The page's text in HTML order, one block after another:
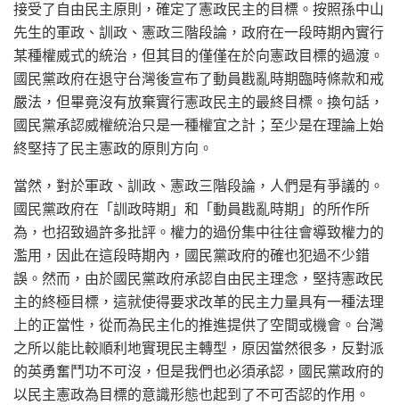
接受了自由民主原則，確定了憲政民主的目標。按照孫中山
先生的軍政、訓政、憲政三階段論，政府在一段時期內實行
某種權威式的統治，但其目的僅僅在於向憲政目標的過渡。
國民黨政府在退守台灣後宣布了動員戡亂時期臨時條款和戒
嚴法，但畢竟沒有放棄實行憲政民主的最終目標。換句話，
國民黨承認威權統治只是一種權宜之計；至少是在理論上始
終堅持了民主憲政的原則方向。
當然，對於軍政、訓政、憲政三階段論，人們是有爭議的。
國民黨政府在「訓政時期」和「動員戡亂時期」的所作所
為，也招致過許多批評。權力的過份集中往往會導致權力的
濫用，因此在這段時期內，國民黨政府的確也犯過不少錯
誤。然而，由於國民黨政府承認自由民主理念，堅持憲政民
主的終極目標，這就使得要求改革的民主力量具有一種法理
上的正當性，從而為民主化的推進提供了空間或機會。台灣
之所以能比較順利地實現民主轉型，原因當然很多，反對派
的英勇奮鬥功不可沒，但是我們也必須承認，國民黨政府的
以民主憲政為目標的意識形態也起到了不可否認的作用。